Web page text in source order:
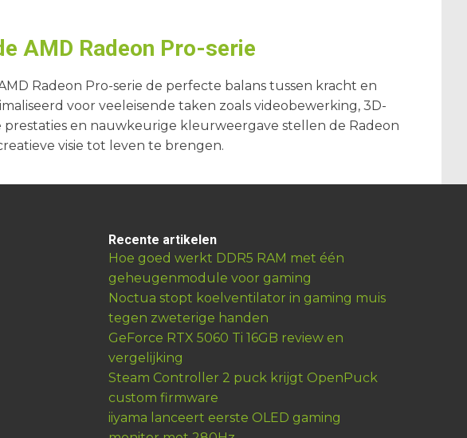
AMD Radeon Pro-serie
Radeon Pro-serie de perfecte balans tussen kracht en
voor veeleisende taken zoals videobewerking, 3D-
en nauwkeurige kleurweergave stellen de Radeon
visie tot leven te brengen.
Recente artikelen
Hoe goed werkt DDR5 RAM met één
geheugenmodule voor gaming
Noctua stopt koelventilator in gaming muis
tegen zweterige handen
GeForce RTX 5060 Ti 16GB review en
vergelijking
Steam Controller 2 puck krijgt OpenPuck
custom firmware
iiyama lanceert eerste OLED gaming